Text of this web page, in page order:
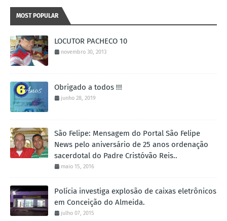
MOST POPULAR
LOCUTOR PACHECO 10
novembro 30, 2013
Obrigado a todos !!!
junho 28, 2019
São Felipe: Mensagem do Portal São Felipe
News pelo aniversário de 25 anos ordenação
sacerdotal do Padre Cristóvão Reis..
maio 15, 2016
Polícia investiga explosão de caixas eletrônicos
em Conceição do Almeida.
julho 07, 2015